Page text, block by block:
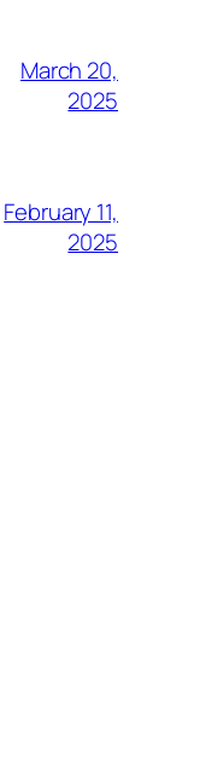
March 20,
2025
February 11,
2025